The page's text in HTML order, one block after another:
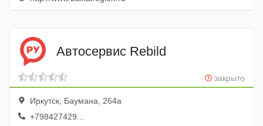
Автосервис Rebild
закрыто
Иркутск, Баумана, 264а
+798427429...